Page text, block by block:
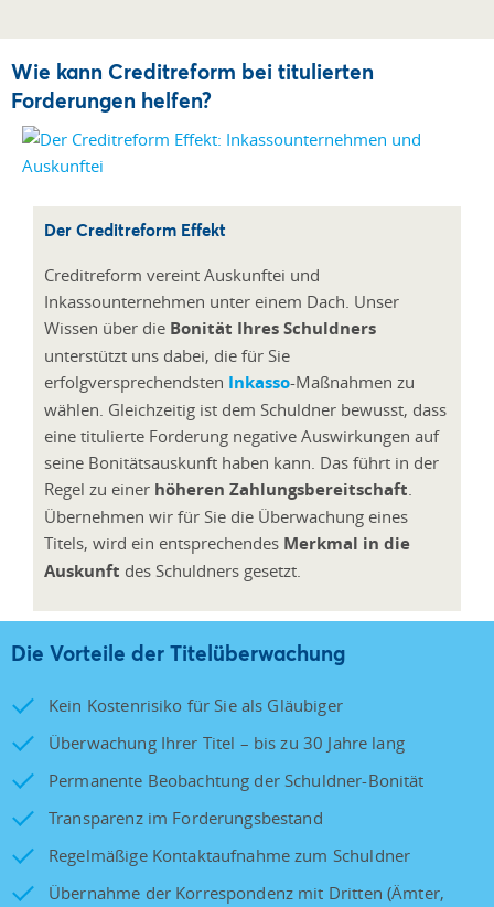
Wie kann Creditreform bei titulierten
Forderungen helfen?
Der Creditreform Effekt
Creditreform vereint Auskunftei und
Inkassounternehmen unter einem Dach. Unser
Wissen über die Bonität Ihres Schuldners
unterstützt uns dabei, die für Sie
erfolgversprechendsten Inkasso-Maßnahmen zu
wählen. Gleichzeitig ist dem Schuldner bewusst, dass
eine titulierte Forderung negative Auswirkungen auf
seine Bonitätsauskunft haben kann. Das führt in der
Regel zu einer höheren Zahlungsbereitschaft.
Übernehmen wir für Sie die Überwachung eines
Titels, wird ein entsprechendes Merkmal in die
Auskunft des Schuldners gesetzt.
Die Vorteile der Titelüberwachung
Kein Kostenrisiko für Sie als Gläubiger
Überwachung Ihrer Titel – bis zu 30 Jahre lang
Permanente Beobachtung der Schuldner-Bonität
Transparenz im Forderungsbestand
Regelmäßige Kontaktaufnahme zum Schuldner
Übernahme der Korrespondenz mit Dritten (Ämter,